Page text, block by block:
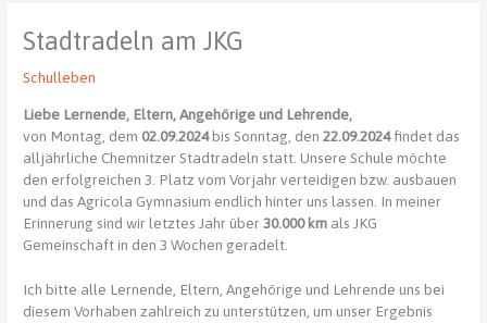
Stadtradeln am JKG
Schulleben
Liebe Lernende, Eltern, Angehörige und Lehrende,
von Montag, dem 02.09.2024bis Sonntag, den22.09.2024findet das
alljährliche Chemnitzer Stadtradeln statt. Unsere Schule möchte
den erfolgreichen 3. Platz vom Vorjahr verteidigen bzw. ausbauen
und das Agricola Gymnasium endlich hinter uns lassen. In meiner
Erinnerung sind wir letztes Jahr über30.000 km als JKG
Gemeinschaft in den 3 Wochen geradelt.
Ich bitte alle Lernende, Eltern, Angehörige und Lehrende uns bei
diesem Vorhaben zahlreich zu unterstützen, um unser Ergebnis